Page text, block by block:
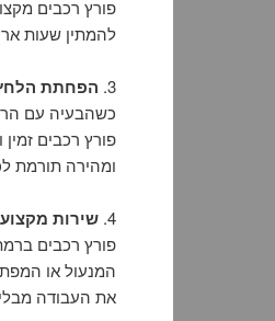
פורץ רכבים
להמתין שעות
3. הפחתת
כשהבעיה עם
פורץ רכבים
ומהירה תורמת
4. שירות
פורץ רכבים
המנעול או
את העבודה